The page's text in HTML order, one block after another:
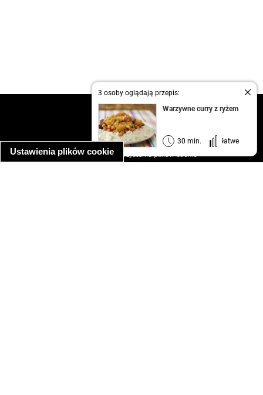
Ustawienia plików cookie
3 osoby oglądają przepis:
Warzywne curry z ryżem
30 min. łatwe
kontakt
regulamin
informacja o prywatności
informacja o wykorzystaniu plików cookie